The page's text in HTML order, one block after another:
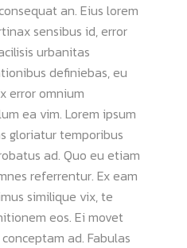
an. Eius lorem
sensibus id, error
urbanitas
definiebas, eu
error omnium
ea vim. Lorem ipsum
gloriatur temporibus
ad. Quo eu etiam
referrentur. Ex eam
similique vix, te
eos. Ei movet
ad. Fabulas